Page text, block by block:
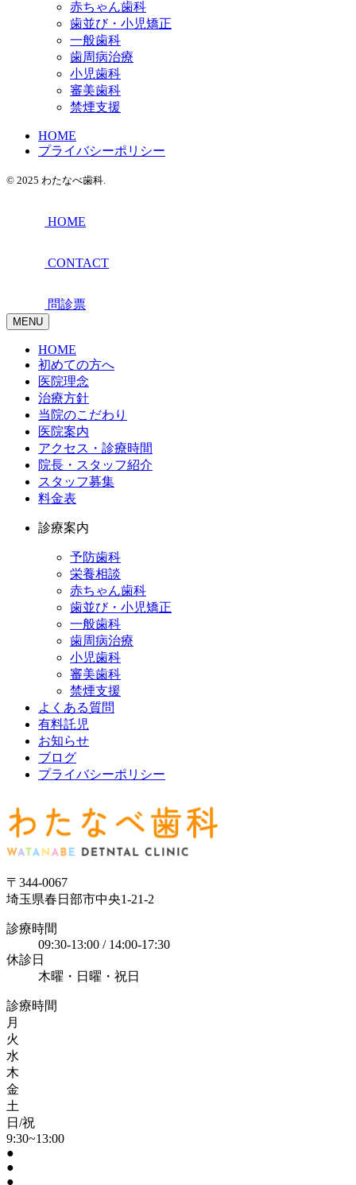
赤ちゃん歯科
歯並び・小児矯正
一般歯科
歯周病治療
小児歯科
審美歯科
禁煙支援
HOME
プライバシーポリシー
© 2025 わたなべ歯科.
HOME
CONTACT
問診票
MENU
HOME
初めての方へ
医院理念
治療方針
当院のこだわり
医院案内
アクセス・診療時間
院長・スタッフ紹介
スタッフ募集
料金表
診療案内
予防歯科
栄養相談
赤ちゃん歯科
歯並び・小児矯正
一般歯科
歯周病治療
小児歯科
審美歯科
禁煙支援
よくある質問
有料託児
お知らせ
ブログ
プライバシーポリシー
〒344-0067
埼玉県春日部市中央1-21-2
診療時間
09:30-13:00 / 14:00-17:30
休診日
木曜・日曜・祝日
診療時間
月
火
水
木
金
土
日/祝
9:30~13:00
●
●
●